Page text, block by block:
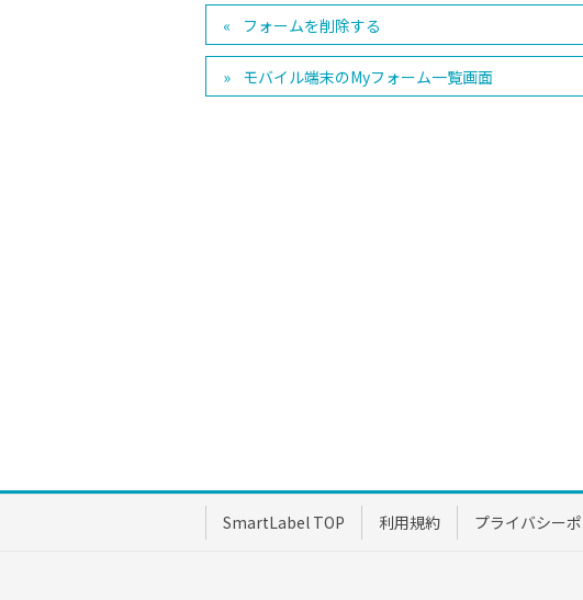
フォームを削除する
モバイル端末のMyフォーム一覧画面
SmartLabel TOP 利用規約 プライバシー